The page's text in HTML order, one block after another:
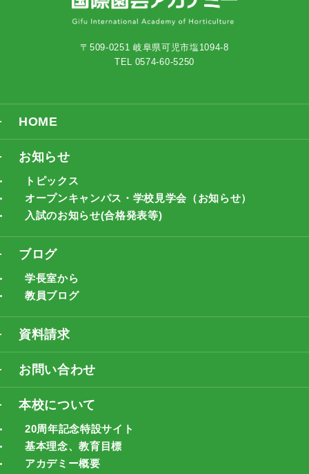
〒509-0251 岐阜県可児市塩1094-8
TEL 0574-60-5250
HOME
お知らせ
トピックス
オープンキャンパス・学校見学会（お知らせ）
入試のお知らせ(合格発表等)
ブログ
学長室から
教員ブログ
資料請求
お問い合わせ
本校について
20周年記念特設サイト
基本理念、教育目標
アカデミー概要